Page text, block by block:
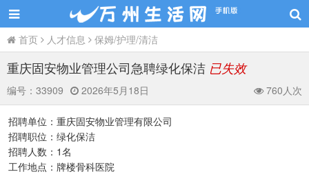
首页 人才信息 保姆/护理/清洁
重庆固安物业管理公司急聘绿化保洁 已失效
编号： 33909 2026年5月18日 760人次
招聘单位：重庆固安物业管理有限公司
招聘职位：绿化保洁
招聘人数：1名
工作地点：牌楼骨科医院